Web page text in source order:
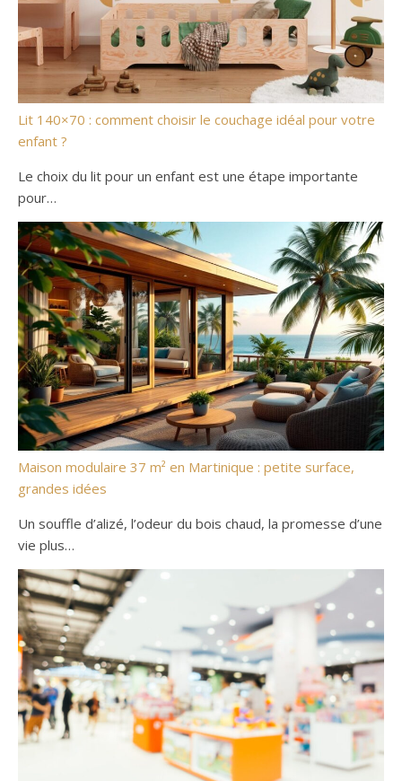
Lit 140×70 : comment choisir le couchage idéal pour votre
enfant ?
Le choix du lit pour un enfant est une étape importante
pour…
Maison modulaire 37 m² en Martinique : petite surface,
grandes idées
Un souffle d’alizé, l’odeur du bois chaud, la promesse d’une
vie plus…